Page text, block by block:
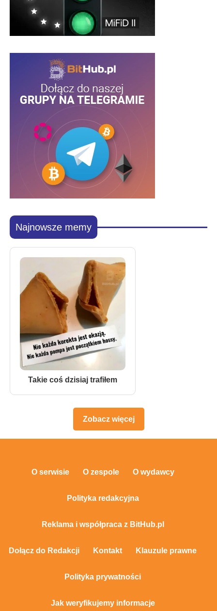
Najnowsze memy
Takie coś dzisiaj trafiłem
Zobacz więcej
O serwisie O zespole O wydawcy
Polityka redakcyjna
Reklama i współpraca z BitHub.pl
Dołącz do Redakcji Kontakt Klauzule prawne
Polityka prywatności
Jak weryfikujemy informacje